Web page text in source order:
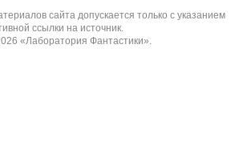
сайта допускается только с указанием
ссылки на источник.
«Лаборатория Фантастики»